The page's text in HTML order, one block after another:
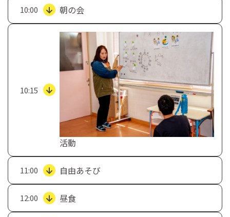
10:00 朝の会
10:15
活動
11:00 自由あそび
12:00 昼食